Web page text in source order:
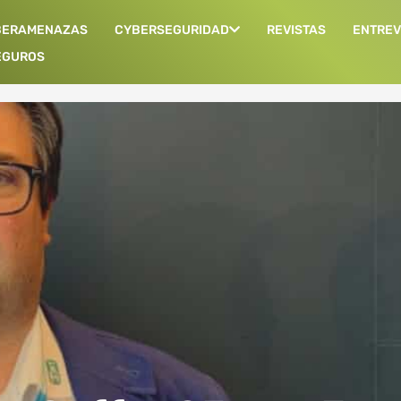
CYBERSEGURIDAD REVISTAS